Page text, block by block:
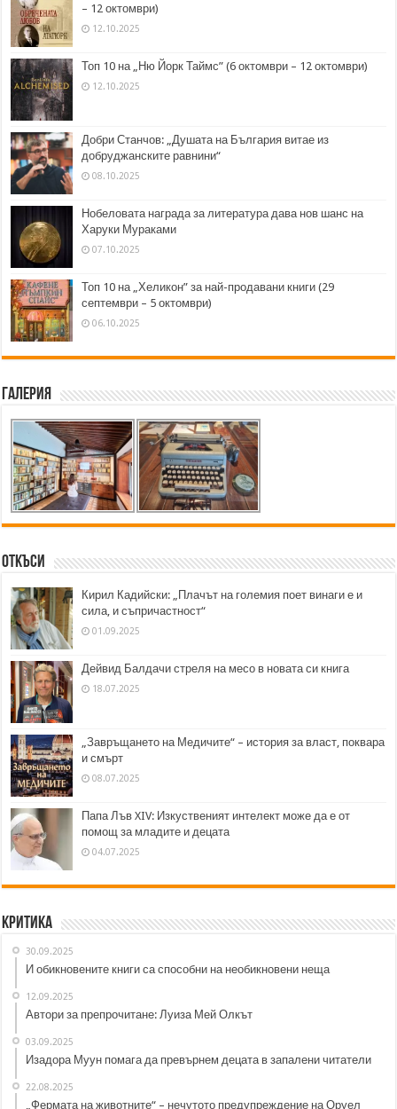
– 12 октомври)
12.10.2025
Топ 10 на „Ню Йорк Таймс” (6 октомври – 12 октомври)
12.10.2025
Добри Станчов: „Душата на България витае из
добруджанските равнини“
08.10.2025
Нобеловата награда за литература дава нов шанс на
Харуки Мураками
07.10.2025
Топ 10 на „Хеликон” за най-продавани книги (29
септември – 5 октомври)
06.10.2025
Галерия
Откъси
Кирил Кадийски: „Плачът на големия поет винаги е и
сила, и съпричастност“
01.09.2025
Дейвид Балдачи стреля на месо в новата си книга
18.07.2025
„Завръщането на Медичите“ – история за власт, поквара
и смърт
08.07.2025
Папа Лъв XIV: Изкуственият интелект може да е от
помощ за младите и децата
04.07.2025
Критика
30.09.2025
И обикновените книги са способни на необикновени неща
12.09.2025
Автори за препрочитане: Луиза Мей Олкът
03.09.2025
Изадора Муун помага да превърнем децата в запалени читатели
22.08.2025
„Фермата на животните“ – нечутото предупреждение на Оруел